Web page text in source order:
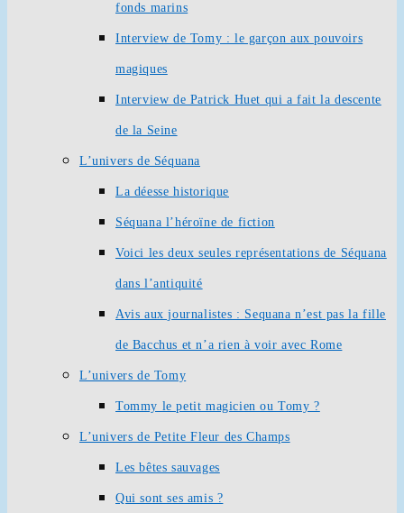
fonds marins
Interview de Tomy : le garçon aux pouvoirs
magiques
Interview de Patrick Huet qui a fait la descente
de la Seine
L’univers de Séquana
La déesse historique
Séquana l’héroïne de fiction
Voici les deux seules représentations de Séquana
dans l’antiquité
Avis aux journalistes : Sequana n’est pas la fille
de Bacchus et n’a rien à voir avec Rome
L’univers de Tomy
Tommy le petit magicien ou Tomy ?
L’univers de Petite Fleur des Champs
Les bêtes sauvages
Qui sont ses amis ?